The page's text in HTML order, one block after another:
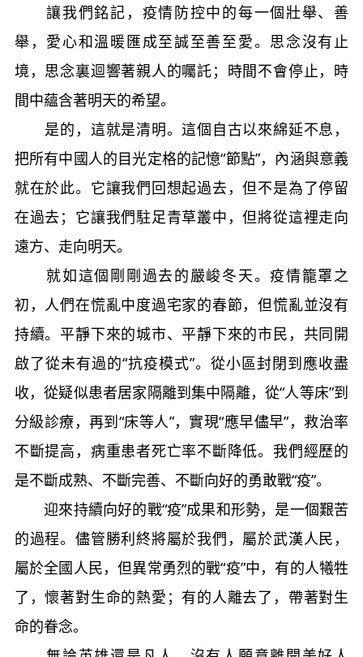
讓我們銘記，疫情防控中的每一個壯舉、善
舉，愛心和溫暖匯成至誠至善至愛。思念沒有止
境，思念裏迴響著親人的囑託；時間不會停止，時
間中蘊含著明天的希望。
是的，這就是清明。這個自古以來綿延不息，
把所有中國人的目光定格的記憶“節點”，內涵與意義
就在於此。它讓我們回想起過去，但不是為了停留
在過去；它讓我們駐足青草叢中，但將從這裡走向
遠方、走向明天。
就如這個剛剛過去的嚴峻冬天。疫情籠罩之
初，人們在慌亂中度過宅家的春節，但慌亂並沒有
持續。平靜下來的城市、平靜下來的市民，共同開
啟了從未有過的“抗疫模式”。從小區封閉到應收盡
收，從疑似患者居家隔離到集中隔離，從“人等床”到
分級診療，再到“床等人”，實現“應早儘早”，救治率
不斷提高，病重患者死亡率不斷降低。我們經歷的
是不斷成熟、不斷完善、不斷向好的勇敢戰“疫”。
迎來持續向好的戰“疫”成果和形勢，是一個艱苦
的過程。儘管勝利終將屬於我們，屬於武漢人民，
屬於全國人民，但異常勇烈的戰“疫”中，有的人犧牲
了，懷著對生命的熱愛；有的人離去了，帶著對生
命的眷念。